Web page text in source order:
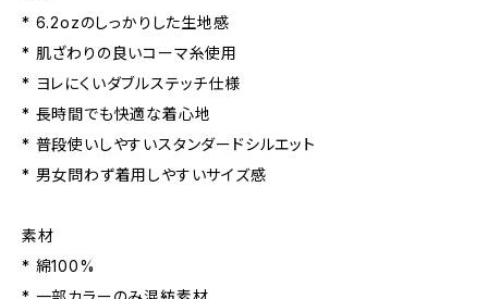
* 6.2ozのしっかりした生地感
* 肌ざわりの良いコーマ糸使用
* ヨレにくいダブルステッチ仕様
* 長時間でも快適な着心地
* 普段使いしやすいスタンダードシルエット
* 男女問わず着用しやすいサイズ感
素材
* 綿100%